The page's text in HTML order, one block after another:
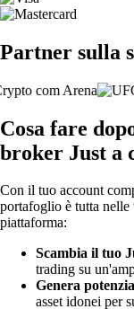
Partner sulla
Cosa fare
broker Just a
Con il tuo account
portafoglio è tutta nelle
piattaforma:
Scambia il tuo
trading su
Genera
asset idonei per